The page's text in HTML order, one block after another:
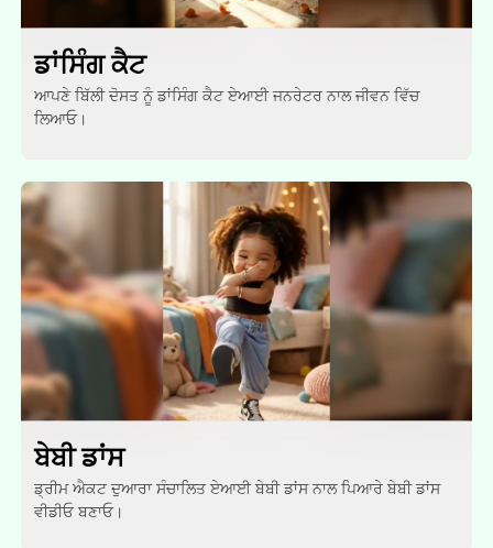
ਡਾਂਸਿੰਗ ਕੈਟ
ਆਪਣੇ ਬਿੱਲੀ ਦੋਸਤ ਨੂੰ ਡਾਂਸਿੰਗ ਕੈਟ ਏਆਈ ਜਨਰੇਟਰ ਨਾਲ ਜੀਵਨ ਵਿੱਚ
ਲਿਆਓ।
ਬੇਬੀ ਡਾਂਸ
ਡ੍ਰੀਮ ਐਕਟ ਦੁਆਰਾ ਸੰਚਾਲਿਤ ਏਆਈ ਬੇਬੀ ਡਾਂਸ ਨਾਲ ਪਿਆਰੇ ਬੇਬੀ ਡਾਂਸ
ਵੀਡੀਓ ਬਣਾਓ।